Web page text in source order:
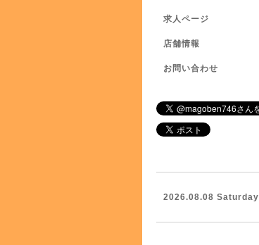
求人ページ
店舗情報
お問い合わせ
2026.08.08 Saturday